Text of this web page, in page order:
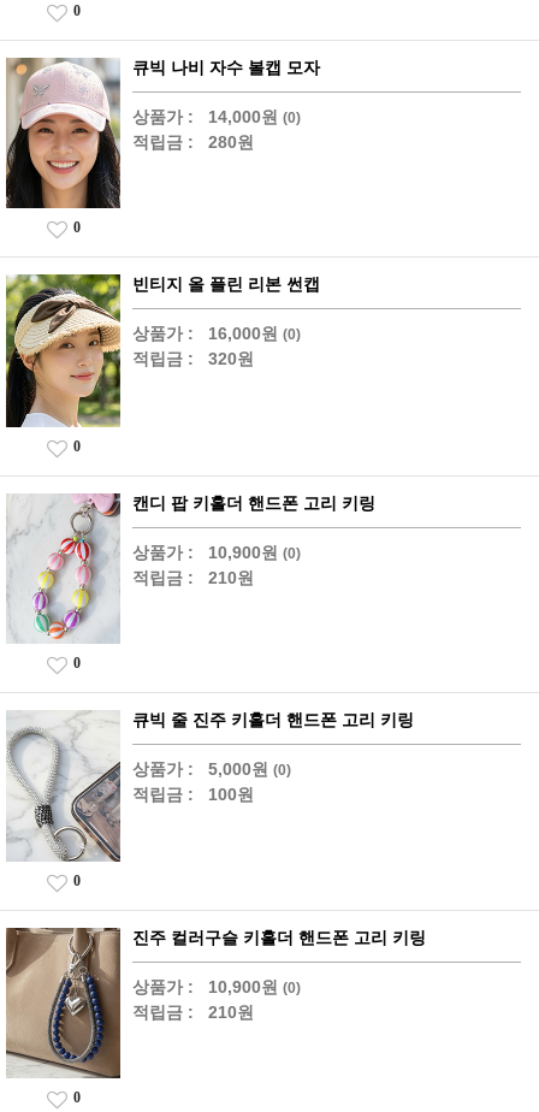
0
큐빅 나비 자수 볼캡 모자
상품가 : 14,000원 (0)
적립금 : 280원
0
빈티지 올 플린 리본 썬캡
상품가 : 16,000원 (0)
적립금 : 320원
0
캔디 팝 키홀더 핸드폰 고리 키링
상품가 : 10,900원 (0)
적립금 : 210원
0
큐빅 줄 진주 키홀더 핸드폰 고리 키링
상품가 : 5,000원 (0)
적립금 : 100원
0
진주 컬러구슬 키홀더 핸드폰 고리 키링
상품가 : 10,900원 (0)
적립금 : 210원
0